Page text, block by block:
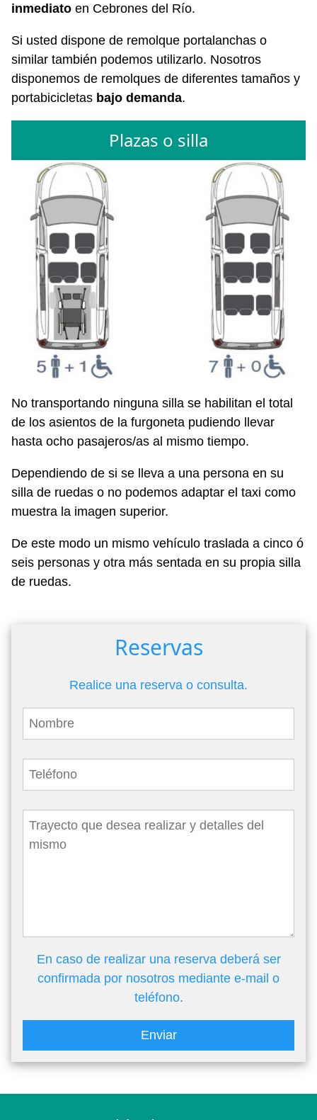
inmediato en Cebrones del Río.
Si usted dispone de remolque portalanchas o
similar también podemos utilizarlo. Nosotros
disponemos de remolques de diferentes tamaños y
portabicicletas bajo demanda.
Plazas o silla
No transportando ninguna silla se habilitan el total
de los asientos de la furgoneta pudiendo llevar
hasta ocho pasajeros/as al mismo tiempo.
Dependiendo de si se lleva a una persona en su
silla de ruedas o no podemos adaptar el taxi como
muestra la imagen superior.
De este modo un mismo vehículo traslada a cinco ó
seis personas y otra más sentada en su propia silla
de ruedas.
Reservas
Realice una reserva o consulta.
En caso de realizar una reserva deberá ser
confirmada por nosotros mediante e-mail o
teléfono.
Enviar